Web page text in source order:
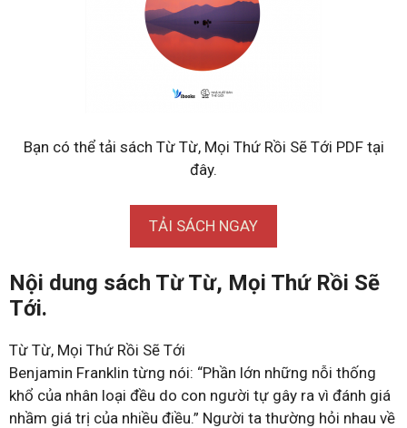
Bạn có thể tải sách Từ Từ, Mọi Thứ Rồi Sẽ Tới PDF tại
đây.
TẢI SÁCH NGAY
Nội dung sách Từ Từ, Mọi Thứ Rồi Sẽ
Tới.
Từ Từ, Mọi Thứ Rồi Sẽ Tới
Benjamin Franklin từng nói: “Phần lớn những nỗi thống
khổ của nhân loại đều do con người tự gây ra vì đánh giá
nhầm giá trị của nhiều điều.” Người ta thường hỏi nhau về